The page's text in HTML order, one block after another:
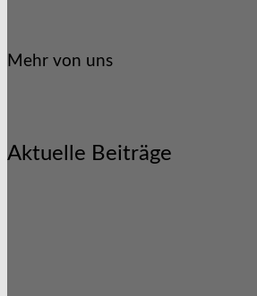
Mehr von uns
Aktuelle Beiträge